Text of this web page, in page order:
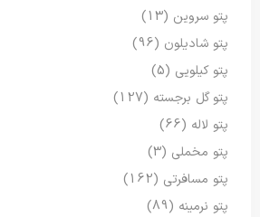
پتو سروین (13)
پتو شادیلون (96)
پتو کیلویی (5)
پتو گل برجسته (127)
پتو لاله (66)
پتو مخملی (3)
پتو مسافرتی (162)
پتو نرمینه (89)